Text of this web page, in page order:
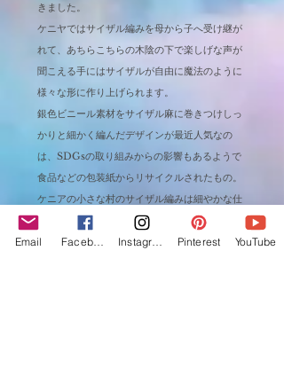
きました。
ケニヤではサイザル編みを母から子へ受け継が
れて、あちらこちらの木陰の下で楽しげな声が
聞こえる手にはサイザルが自由に魔法のように
様々な形に作り上げられます。
銀色ビニール素材をサイザル麻に巻きつけしっ
かりと細かく編んだデザインが最近人気なの
は、SDGsの取り組みからの影響もあるようで
食品などの包装紙からリサイクルされたもの。
ケニアの小さな村のサイザル編みは細やかな仕
上がりで人気です。
時間が許す限り編み続けられたサイザルの作品
Email Pinterest YouTube